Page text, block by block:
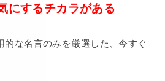
にするチカラがある
的な名言のみを厳選した、今すぐ